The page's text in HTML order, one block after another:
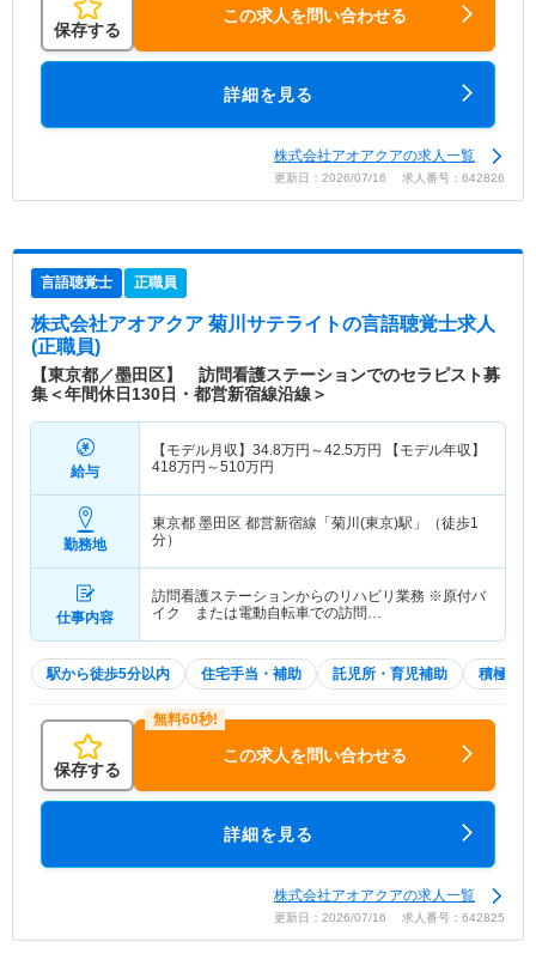
保存する
この求人を問い合わせる
詳細を見る
株式会社アオアクアの求人一覧
更新日：2026/07/16 求人番号：642826
言語聴覚士 正職員
株式会社アオアクア 菊川サテライトの言語聴覚士求人
(正職員)
【東京都／墨田区】 訪問看護ステーションでのセラピスト募
集＜年間休日130日・都営新宿線沿線＞
給与
【モデル月収】 34.8万円～42.5万円 【モデル年収】
418万円～510万円
勤務地
東京都 墨田区 都営新宿線「菊川(東京)駅」（徒歩1
分）
仕事内容
訪問看護ステーションからのリハビリ業務 ※原付バ
イク または電動自転車での訪問…
駅から徒歩5分以内 住宅手当・補助 託児所・育児補助 積極採
保存する
この求人を問い合わせる
詳細を見る
株式会社アオアクアの求人一覧
更新日：2026/07/16 求人番号：642825